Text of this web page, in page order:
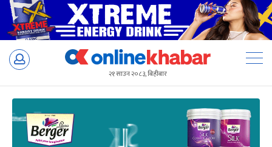
Skip
२१ साउन २०८३, बिहीबार